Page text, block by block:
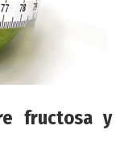
fructosa y